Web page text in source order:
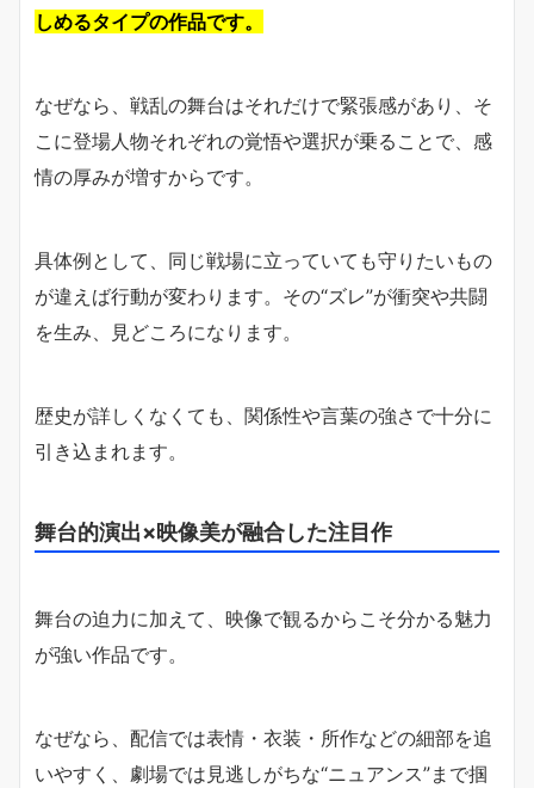
しめるタイプの作品です。
なぜなら、戦乱の舞台はそれだけで緊張感があり、そ
こに登場人物それぞれの覚悟や選択が乗ることで、感
情の厚みが増すからです。
具体例として、同じ戦場に立っていても守りたいもの
が違えば行動が変わります。その“ズレ”が衝突や共闘
を生み、見どころになります。
歴史が詳しくなくても、関係性や言葉の強さで十分に
引き込まれます。
舞台的演出×映像美が融合した注目作
舞台の迫力に加えて、映像で観るからこそ分かる魅力
が強い作品です。
なぜなら、配信では表情・衣装・所作などの細部を追
いやすく、劇場では見逃しがちな“ニュアンス”まで掴